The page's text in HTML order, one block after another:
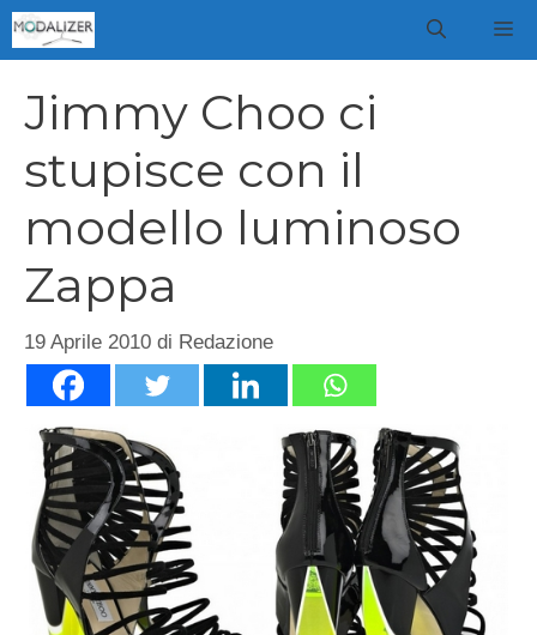
Vai
al
Jimmy Choo ci
stupisce con il
modello luminoso
Zappa
19 Aprile 2010 di Redazione